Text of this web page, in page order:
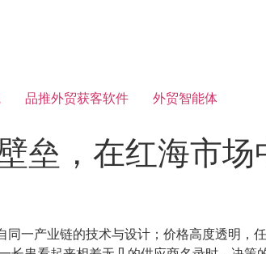
品推外贸获客软件 外贸智能体
垒，在红海市场
一产业链的技术与设计；价格高度透明，